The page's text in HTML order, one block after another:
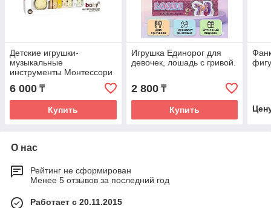
Детские игрушки-
музыкальные
инструменты Монтессори
6 000 ₸
Купить
Игрушка Единорог для
девочек, лошадь с гривой.
2 800₸
Купить
О нас
Рейтинг не сформирован
Менее 5 отзывов за последний год
Работает с 20.11.2015